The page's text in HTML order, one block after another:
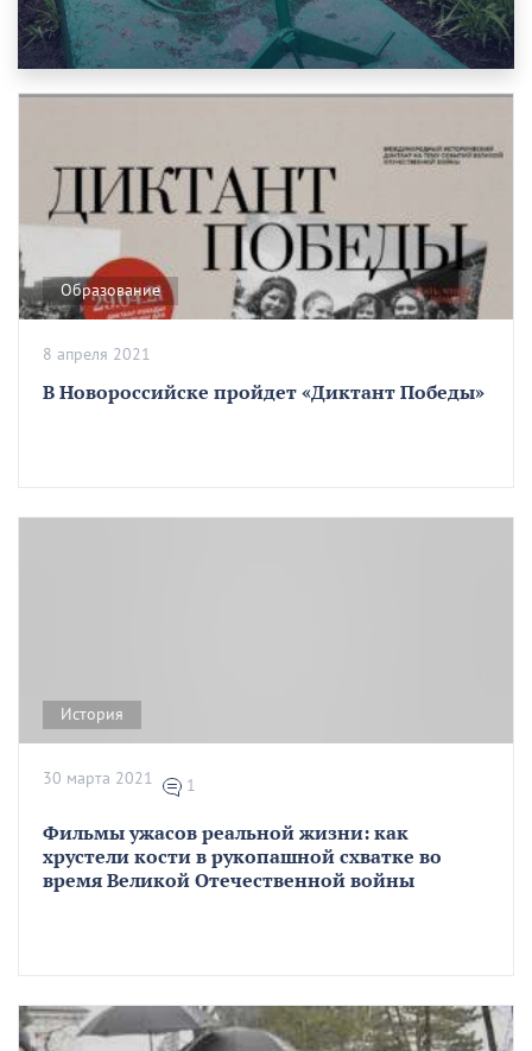
Образование
В Новороссийске пройдет «Диктант Победы»
8 апреля 2021
История
Фильмы ужасов реальной жизни: как
хрустели кости в рукопашной схватке во
время Великой Отечественной войны
30 марта 2021 1